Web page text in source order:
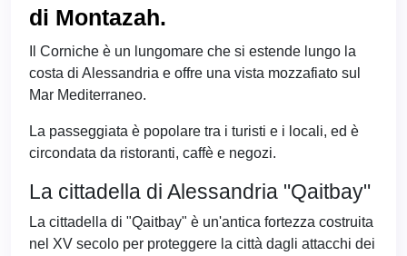
di Montazah.
Il Corniche è un lungomare che si estende lungo la
costa di Alessandria e offre una vista mozzafiato sul
Mar Mediterraneo.
La passeggiata è popolare tra i turisti e i locali, ed è
circondata da ristoranti, caffè e negozi.
La cittadella di Alessandria "Qaitbay"
La cittadella di "Qaitbay" è un'antica fortezza costruita
nel XV secolo per proteggere la città dagli attacchi dei